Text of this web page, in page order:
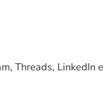
Threads, LinkedIn e